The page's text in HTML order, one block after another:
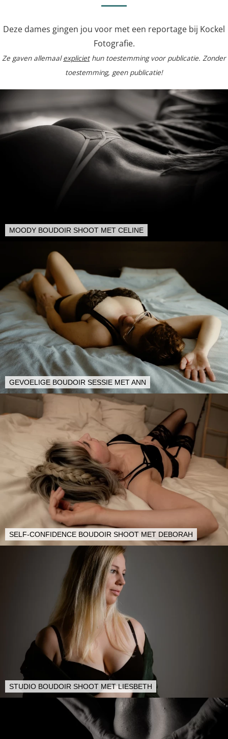
Deze dames gingen jou voor met een reportage bij Kockel
Fotografie.
Ze gaven allemaalexpliciethun toestemming voor publicatie. Zonder
toestemming, geen publicatie!
MOODY BOUDOIR SHOOT MET CELINE
GEVOELIGE BOUDOIR SESSIE MET ANN
SELF-CONFIDENCE BOUDOIR SHOOT MET DEBORAH
STUDIO BOUDOIR SHOOT MET LIESBETH